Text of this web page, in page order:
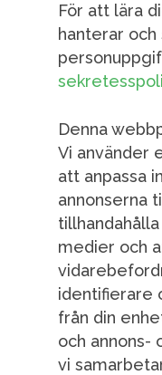
För att lära
hanterar och
Denna
Vi använder
att anpassa
annonserna
medier och
identifierare
från din
och annons-
vi